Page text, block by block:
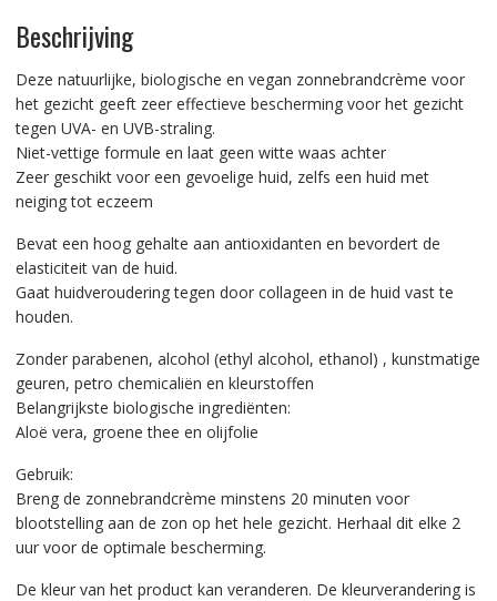
Beschrijving
Deze natuurlijke, biologische en vegan zonnebrandcrème voor
het gezicht geeft zeer effectieve bescherming voor het gezicht
tegen UVA- en UVB-straling.
Niet-vettige formule en laat geen witte waas achter
Zeer geschikt voor een gevoelige huid, zelfs een huid met
neiging tot eczeem
Bevat een hoog gehalte aan antioxidanten en bevordert de
elasticiteit van de huid.
Gaat huidveroudering tegen door collageen in de huid vast te
houden.
Zonder parabenen, alcohol (ethyl alcohol, ethanol) , kunstmatige
geuren, petro chemicaliën en kleurstoffen
Belangrijkste biologische ingrediënten:
Aloë vera, groene thee en olijfolie
Gebruik:
Breng de zonnebrandcrème minstens 20 minuten voor
blootstelling aan de zon op het hele gezicht. Herhaal dit elke 2
uur voor de optimale bescherming.
De kleur van het product kan veranderen. De kleurverandering is